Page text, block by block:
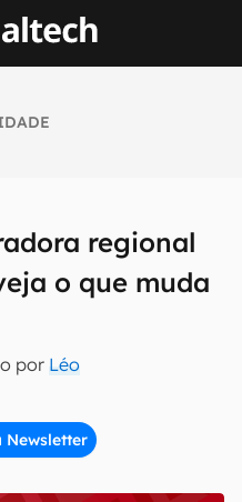
regional
o que muda
por Léo
Newsletter
em primeira
se
com os Termos de
do Canaltech.